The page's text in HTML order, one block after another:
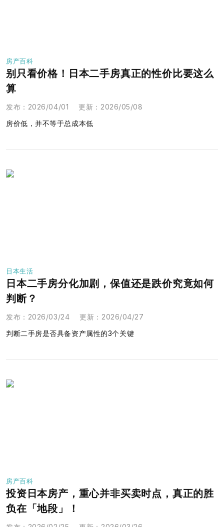
房产百科
别只看价格！日本二手房真正的性价比要这么
算
发布 ： 2026/04/01 更新 ： 2026/05/08
房价低，并不等于总成本低
日本生活
日本二手房分化加剧，保值还是跌价究竟如何
判断？
发布 ： 2026/03/24 更新 ： 2026/04/27
判断二手房是否具备资产属性的3个关键
房产百科
投资日本房产，重心并非买卖时点，真正的胜
负在「地段」！